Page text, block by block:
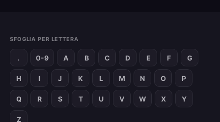
SFOGLIA PER LETTERA
. 0-9 A B C D E F G
H I J K L M N O P
Q R S T U V W X Y
Z